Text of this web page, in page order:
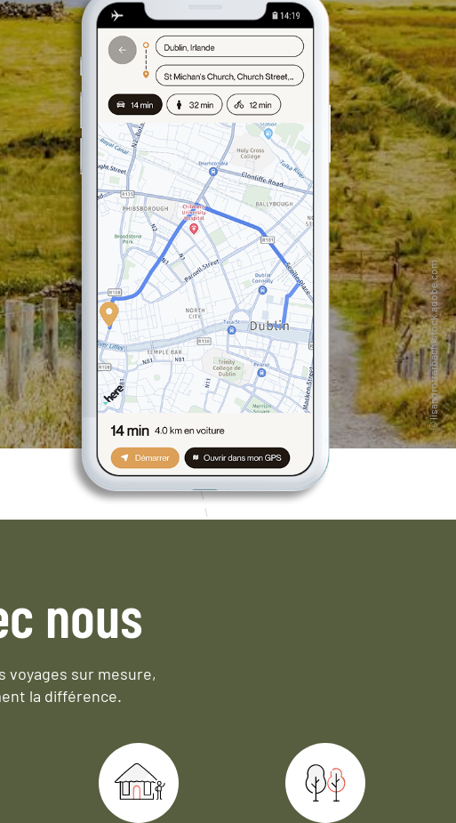
nous
voyages sur mesure,
la différence.